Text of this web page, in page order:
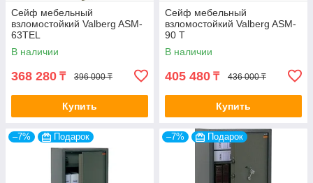
Сейф мебельный
взломостойкий Valberg ASM-
63TEL
В наличии
368 280 ₸ 396 000 ₸
Купить
Сейф мебельный
взломостойкий Valberg ASM-
90 T
В наличии
405 480 ₸ 436 000 ₸
Купить
–7% Подарок –7% Подарок